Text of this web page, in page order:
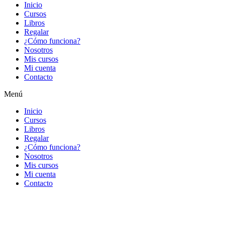
Inicio
Cursos
Libros
Regalar
¿Cómo funciona?
Nosotros
Mis cursos
Mi cuenta
Contacto
Menú
Inicio
Cursos
Libros
Regalar
¿Cómo funciona?
Nosotros
Mis cursos
Mi cuenta
Contacto